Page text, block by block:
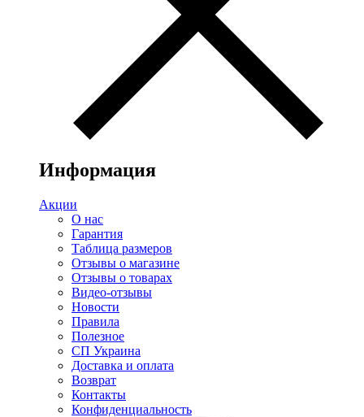
Информация
Акции
О нас
Гарантия
Таблица размеров
Отзывы о магазине
Отзывы о товарах
Видео-отзывы
Новости
Правила
Полезное
СП Украина
Доставка и оплата
Возврат
Контакты
Конфиденциальность